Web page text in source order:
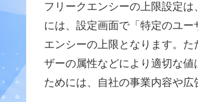
フリークエンシーの上限設定
には、設定画面で「特定のユ
エンシーの上限となります。
ザーの属性などにより適切な
ためには、自社の事業内容や広